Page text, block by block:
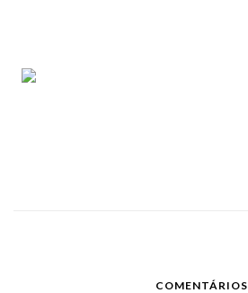
COMENTÁRIOS